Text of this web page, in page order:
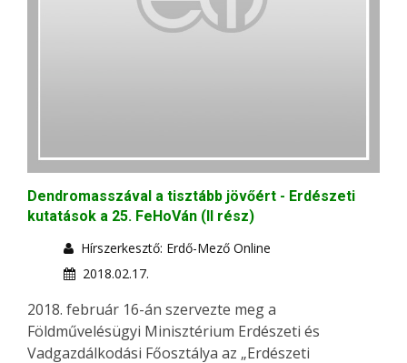
Dendromasszával a tisztább jövőért - Erdészeti
kutatások a 25. FeHoVán (II rész)
Hírszerkesztő: Erdő-Mező Online
2018.02.17.
2018. február 16-án szervezte meg a
Földművelésügyi Minisztérium Erdészeti és
Vadgazdálkodási Főosztálya az „Erdészeti